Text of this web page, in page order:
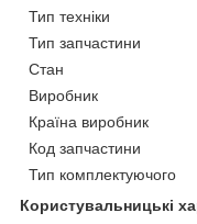
Тип техніки
Тип запчастини
Стан
Виробник
Країна виробник
Код запчастини
Тип комплектуючого
Користувальницькі